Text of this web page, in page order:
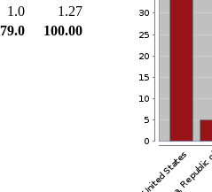
1.0
1.27
79.0
100.00